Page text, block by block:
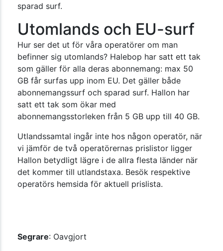
sparad surf.
Utomlands och EU-surf
Hur ser det ut för våra operatörer om man
befinner sig utomlands? Halebop har satt ett tak
som gäller för alla deras abonnemang: max 50
GB får surfas upp inom EU. Det gäller både
abonnemangssurf och sparad surf. Hallon har
satt ett tak som ökar med
abonnemangsstorleken från 5 GB upp till 40 GB.
Utlandssamtal ingår inte hos någon operatör, när
vi jämför de två operatörernas prislistor ligger
Hallon betydligt lägre i de allra flesta länder när
det kommer till utlandstaxa. Besök respektive
operatörs hemsida för aktuell prislista.
Segrare: Oavgjort